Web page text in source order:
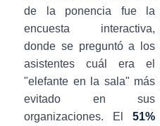
de la ponencia fue la
encuesta interactiva,
donde se preguntó a los
asistentes cuál era el
"elefante en la sala" más
evitado en sus
organizaciones. El51%